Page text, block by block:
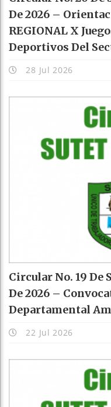
De 2026 –
REGIONAL X
Deportivos Del
28 Jul 2026
Circular No. 19 De
De 2026 –
Departamental
22 Jul 2026